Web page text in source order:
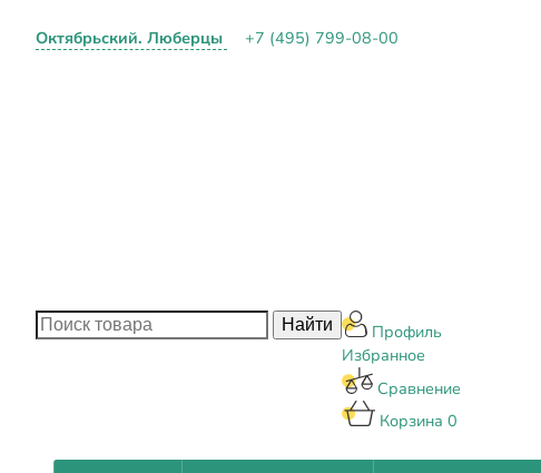
Октябрьский. Люберцы +7 (495) 799-08-00
Профиль
Избранное
Сравнение
Корзина 0